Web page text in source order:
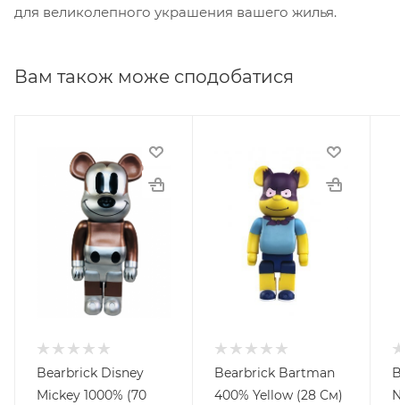
для великолепного украшения вашего жилья.
Вам також може сподобатися
Bearbrick Disney
Mickey 1000% (70
Bearbrick Bartman
400% Yellow (28 См)